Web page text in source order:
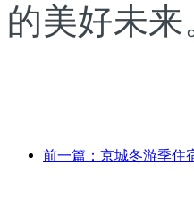
的美好未来